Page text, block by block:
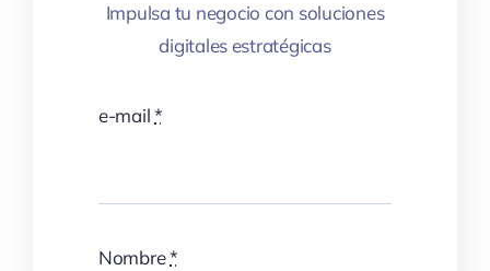
Impulsa tu negocio con soluciones
digitales estratégicas
e-mail*
Nombre*